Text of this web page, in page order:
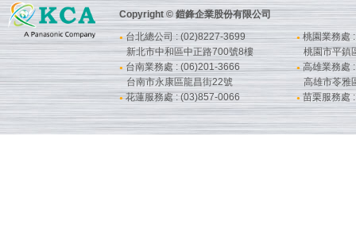
Copyright © 鎧鋒企業股份有限公司
●台北總公司 : (02)8227-3699
新北市中和區中正路700號8樓
● 桃園業務處
桃園市平鎮
● 台南業務處 : (06)201-3666
台南市永康區龍昌街22號
●高雄業務處
高雄市苓雅
●花蓮服務處 : (03)857-0066 ● 苗栗服務處